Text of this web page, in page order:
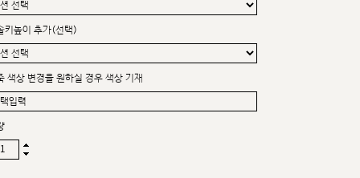
키높이 추가(선택)
색상 변경을 원하실 경우 색상 기재